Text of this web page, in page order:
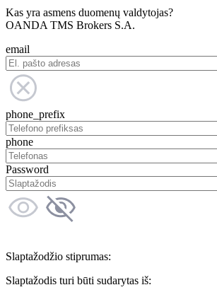
Kas yra asmens duomenų valdytojas?
OANDA TMS Brokers S.A.
email
phone_prefix
phone
Password
Slaptažodžio stiprumas:
Slaptažodis turi būti sudarytas iš: